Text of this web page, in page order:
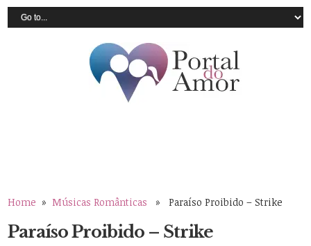
Home » Músicas Românticas » Paraíso Proibido – Strike
Paraíso Proibido – Strike